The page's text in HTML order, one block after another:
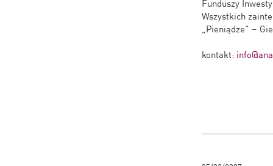
Wszystkich
„Pieniądze” –
kontakt: